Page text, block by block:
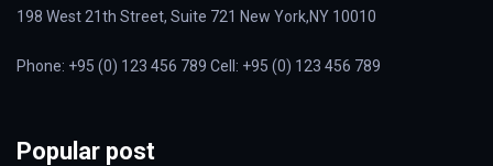
198 West 21th Street, Suite 721 New York,NY 10010
Phone: +95 (0) 123 456 789 Cell: +95 (0) 123 456 789
Popular post